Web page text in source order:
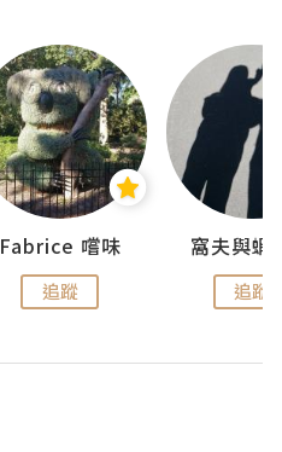
Fabrice 嚐味
追蹤
窩夫與蝦
追蹤